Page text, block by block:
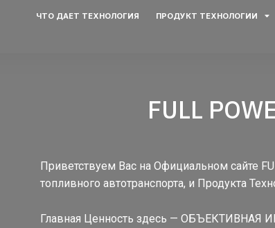
ЧТО ДАЕТ ТЕХНОЛОГИЯ ПРОДУКТ ТЕХНОЛОГИИ
FULL
Приветствуем Вас на Официальном сайте
топливного автотранспорта, и Продукта
Главная Ценность здесь — ОБЪЕКТИВНАЯ